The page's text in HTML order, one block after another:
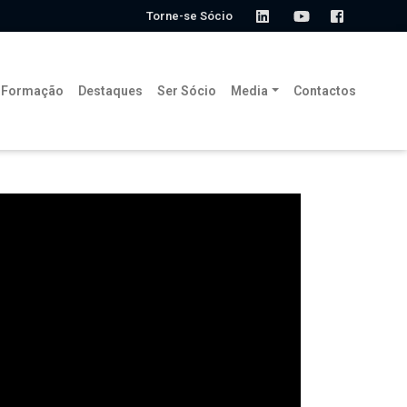
Torne-se Sócio
Formação Destaques Ser Sócio Media Contactos